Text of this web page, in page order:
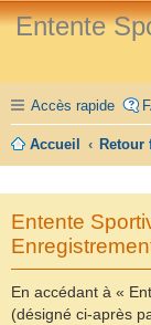
Entente
Accès rapide
Accueil Retour
Entente
En accédant à «
(désigné ci-après